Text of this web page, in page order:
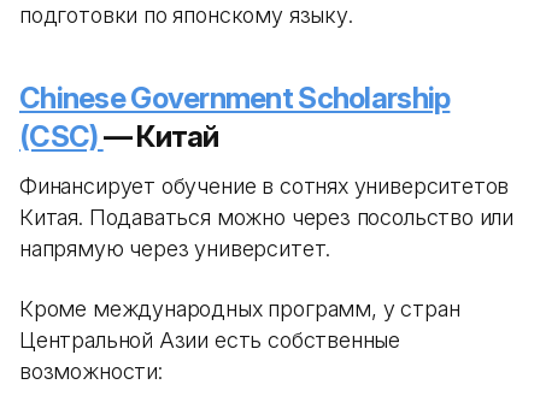
подготовки по японскому языку.
Chinese Government Scholarship
(CSC)— Китай
Финансирует обучение в сотнях университетов
Китая. Подаваться можно через посольство или
напрямую через университет.
Кроме международных программ, у стран
Центральной Азии есть собственные
возможности: